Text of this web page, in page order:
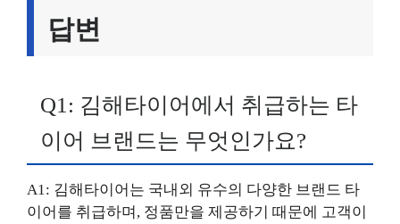
답변
Q1: 김해타이어에서 취급하는 타
이어 브랜드는 무엇인가요?
A1: 김해타이어는 국내외 유수의 다양한 브랜드 타
이어를 취급하며, 정품만을 제공하기 때문에 고객이